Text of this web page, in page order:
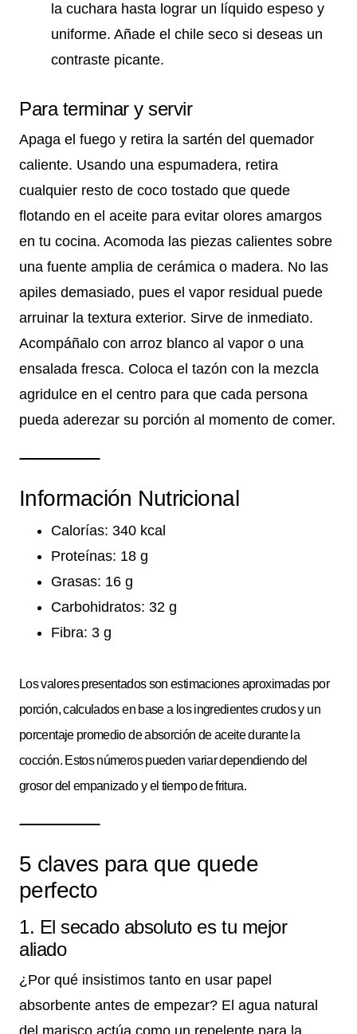
la cuchara hasta lograr un líquido espeso y
uniforme. Añade el chile seco si deseas un
contraste picante.
Para terminar y servir
Apaga el fuego y retira la sartén del quemador
caliente. Usando una espumadera, retira
cualquier resto de coco tostado que quede
flotando en el aceite para evitar olores amargos
en tu cocina. Acomoda las piezas calientes sobre
una fuente amplia de cerámica o madera. No las
apiles demasiado, pues el vapor residual puede
arruinar la textura exterior. Sirve de inmediato.
Acompáñalo con arroz blanco al vapor o una
ensalada fresca. Coloca el tazón con la mezcla
agridulce en el centro para que cada persona
pueda aderezar su porción al momento de comer.
Información Nutricional
Calorías: 340 kcal
Proteínas: 18 g
Grasas: 16 g
Carbohidratos: 32 g
Fibra: 3 g
Los valores presentados son estimaciones aproximadas por
porción, calculados en base a los ingredientes crudos y un
porcentaje promedio de absorción de aceite durante la
cocción. Estos números pueden variar dependiendo del
grosor del empanizado y el tiempo de fritura.
5 claves para que quede
perfecto
1. El secado absoluto es tu mejor
aliado
¿Por qué insistimos tanto en usar papel
absorbente antes de empezar? El agua natural